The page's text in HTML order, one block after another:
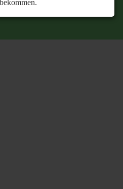
gesunde Radlzeit und freut
Start in die neue